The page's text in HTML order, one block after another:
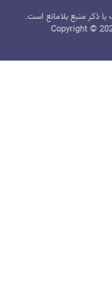
ذکر منبع بلامانع است.
Copyright ©